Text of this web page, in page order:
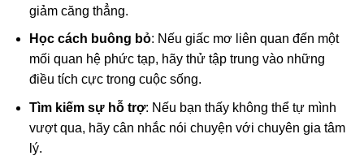
giảm căng thẳng.
Học cách buông bỏ: Nếu giấc mơ liên quan đến một
mối quan hệ phức tạp, hãy thử tập trung vào những
điều tích cực trong cuộc sống.
Tìm kiếm sự hỗ trợ: Nếu bạn thấy không thể tự mình
vượt qua, hãy cân nhắc nói chuyện với chuyên gia tâm
lý.